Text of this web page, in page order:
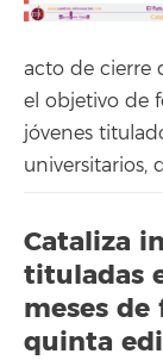
acto de cierre
el objetivo de
jóvenes
universitarios,
Cataliza
tituladas
meses
quinta